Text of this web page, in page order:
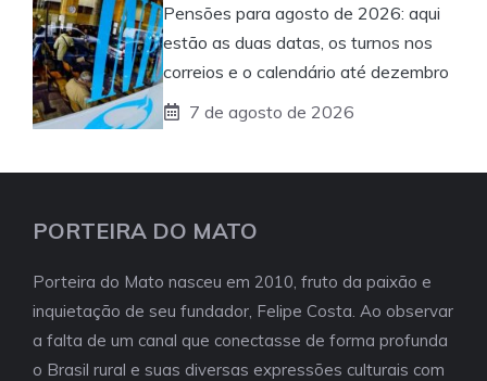
Pensões para agosto de 2026: aqui
estão as duas datas, os turnos nos
correios e o calendário até dezembro
7 de agosto de 2026
PORTEIRA DO MATO
Porteira do Mato nasceu em 2010, fruto da paixão e
inquietação de seu fundador, Felipe Costa. Ao observar
a falta de um canal que conectasse de forma profunda
o Brasil rural e suas diversas expressões culturais com